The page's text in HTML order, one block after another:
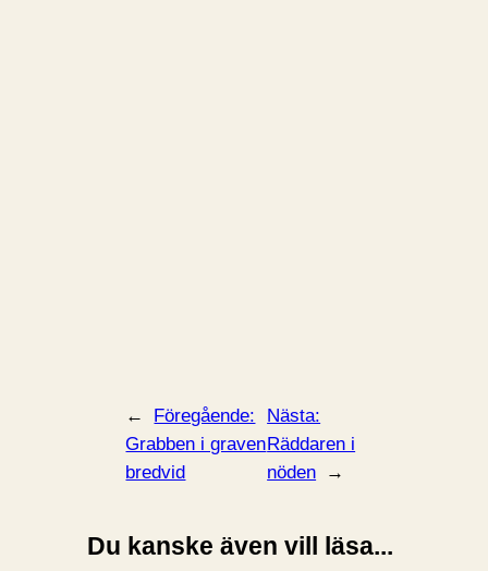
←
Föregående:
Grabben i graven
bredvid
Nästa:
Räddaren i
nöden
→
Du kanske även vill läsa...